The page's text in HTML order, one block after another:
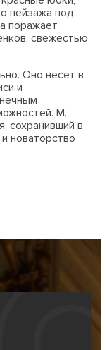
пейзажа под
поражает
свежестью
Оно несет в
и
М.
сохранивший в
новаторство